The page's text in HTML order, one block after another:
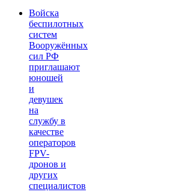
Войска
беспилотных
систем
Вооружённых
сил РФ
приглашают
юношей
и
девушек
на
службу в
качестве
операторов
FPV-
дронов и
других
специалистов